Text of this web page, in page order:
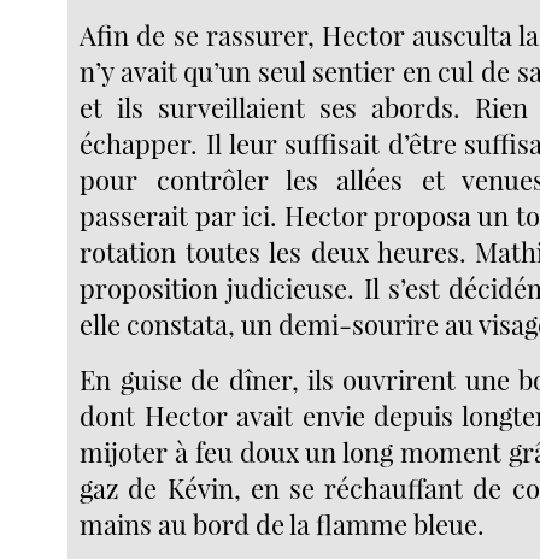
Afin de se rassurer, Hector ausculta
n’y avait qu’un seul sentier en cul de
et ils surveillaient ses abords.
échapper. Il leur suffisait d’être
pour contrôler les allées et
passerait par ici. Hector proposa un
rotation toutes les deux heures.
proposition judicieuse. Il s’est
elle constata, un demi-sourire au
En guise de dîner, ils ouvrirent une
dont Hector avait envie depuis
mijoter à feu doux un long moment
gaz de Kévin, en se réchauffant de
mains au bord de la flamme bleue.